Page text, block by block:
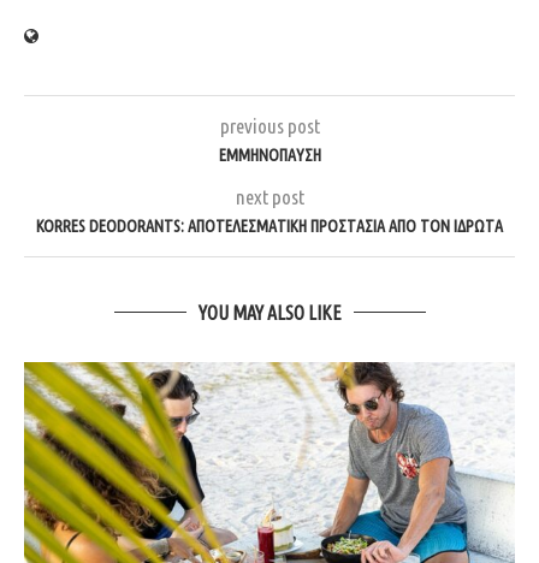
previous post
ΕΜΜΗΝΌΠΑΥΣΗ
next post
KORRES DEODORANTS: ΑΠΟΤΕΛΕΣΜΑΤΙΚΉ ΠΡΟΣΤΑΣΊΑ ΑΠΌ ΤΟΝ ΙΔΡΏΤΑ
YOU MAY ALSO LIKE